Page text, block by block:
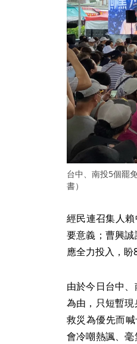
台中、南投5個罷
書）
經民連召集人